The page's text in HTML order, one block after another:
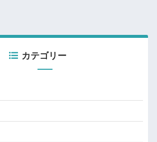
カテゴリー